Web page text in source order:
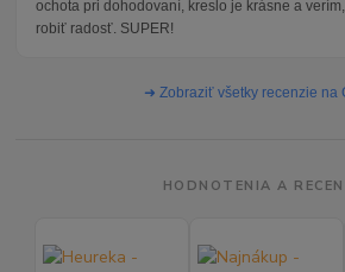
ochota pri dohodovaní, kreslo je krásne a
robiť radosť. SUPER!
➜ Zobraziť všetky recenzie na
HODNOTENIA A